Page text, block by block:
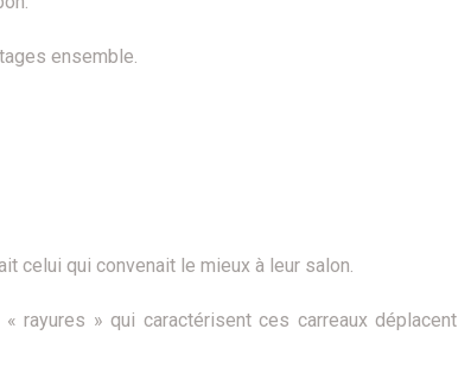
ensemble.
celui qui convenait le mieux à leur salon.
rayures » qui caractérisent ces carreaux déplacent